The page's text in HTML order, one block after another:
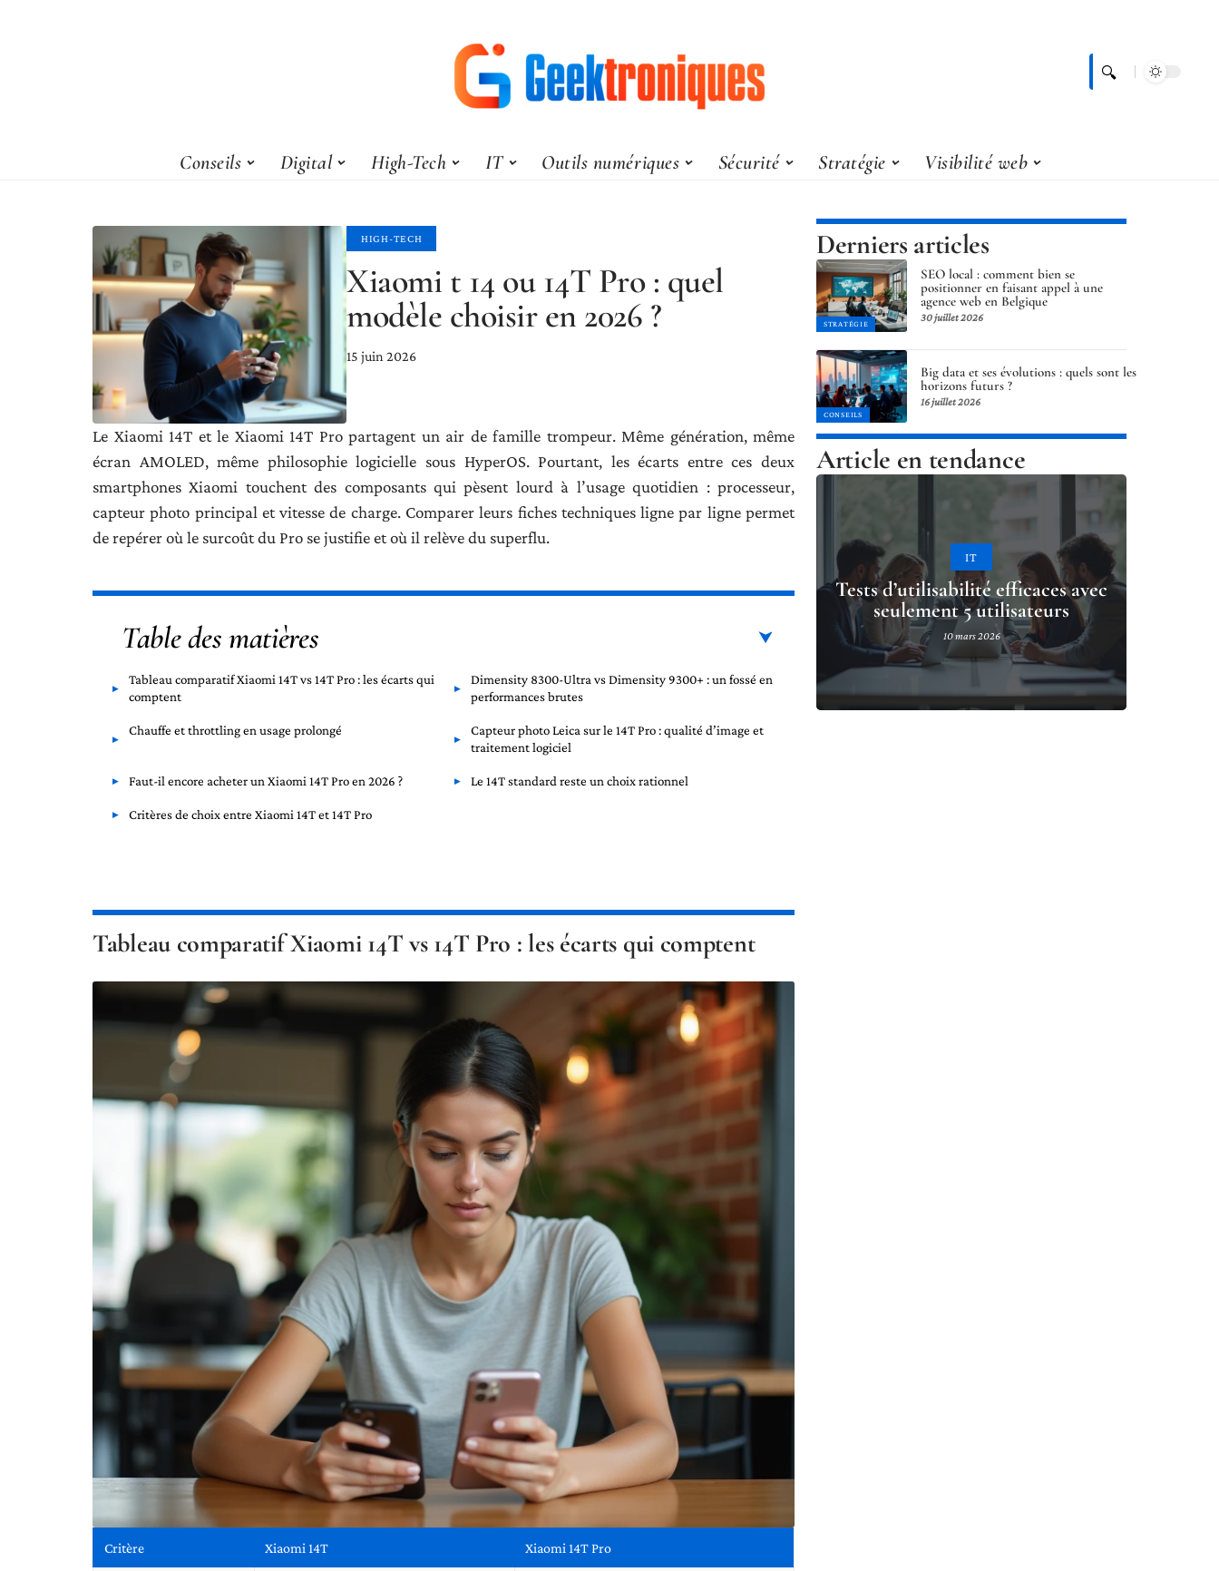
Conseils Digital High-Tech IT Outils numériques Sécurité Stratégie Visibilité web
HIGH-TECH
Xiaomi t 14 ou 14T Pro : quel
modèle choisir en 2026 ?
15 juin 2026
Le Xiaomi 14T et le Xiaomi 14T Pro partagent un air de famille trompeur. Même génération, même
écran AMOLED, même philosophie logicielle sous HyperOS. Pourtant, les écarts entre ces deux
smartphones Xiaomi touchent des composants qui pèsent lourd à l’usage quotidien : processeur,
capteur photo principal et vitesse de charge. Comparer leurs fiches techniques ligne par ligne permet
de repérer où le surcoût du Pro se justifie et où il relève du superflu.
Table des matières
Tableau comparatif Xiaomi 14T vs 14T Pro : les écarts qui
comptent
Dimensity 8300-Ultra vs Dimensity 9300+ : un fossé en
performances brutes
Chauffe et throttling en usage prolongé
Capteur photo Leica sur le 14T Pro : qualité d’image et
traitement logiciel
Faut-il encore acheter un Xiaomi 14T Pro en 2026 ? Le 14T standard reste un choix rationnel
Critères de choix entre Xiaomi 14T et 14T Pro
Tableau comparatif Xiaomi 14T vs 14T Pro : les écarts qui comptent
Critère Xiaomi 14T Xiaomi 14T Pro
Derniers articles
STRATÉGIE
SEO local : comment bien se
positionner en faisant appel à une
agence web en Belgique
30 juillet 2026
CONSEILS
Big data et ses évolutions : quels sont les
horizons futurs ?
16 juillet 2026
Article en tendance
IT
Tests d’utilisabilité efficaces avec
seulement 5 utilisateurs
10 mars 2026